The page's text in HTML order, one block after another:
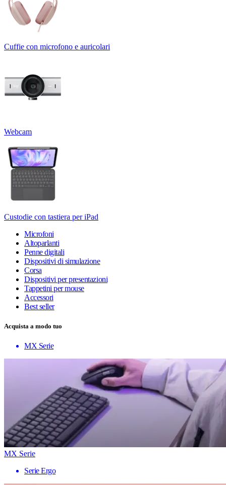
Cuffie con microfono e auricolari
Webcam
Custodie con tastiera per iPad
Microfoni
Altoparlanti
Penne digitali
Dispositivi di simulazione
Corsa
Dispositivi per presentazioni
Tappetini per mouse
Accessori
Best seller
Acquista a modo tuo
MX Serie
MX Serie
Serie Ergo